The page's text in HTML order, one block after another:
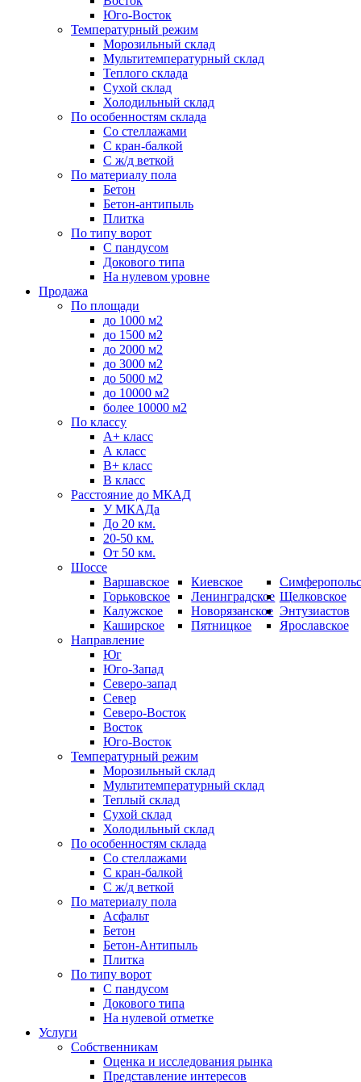
Юго-Восток
Температурный режим
Морозильный склад
Мультитемпературный склад
Теплого склада
Сухой склад
Холодильный склад
По особенностям склада
Со стеллажами
С кран-балкой
С ж/д веткой
По материалу пола
Бетон
Бетон-антипыль
Плитка
По типу ворот
С пандусом
Докового типа
На нулевом уровне
Продажа
По площади
до 1000 м2
до 1500 м2
до 2000 м2
до 3000 м2
до 5000 м2
до 10000 м2
более 10000 м2
По классу
A+ класс
А класс
В+ класс
B класс
Расстояние до МКАД
У МКАДа
До 20 км.
20-50 км.
От 50 км.
Шоссе
Варшавское
Горьковское
Калужское
Каширское
Киевское
Ленинградское
Новорязанское
Пятницкое
Щелковское
Энтузиастов
Ярославское
Направление
Юг
Юго-Запад
Северо-запад
Север
Северо-Восток
Восток
Юго-Восток
Температурный режим
Морозильный склад
Мультитемпературный склад
Теплый склад
Сухой склад
Холодильный склад
По особенностям склада
Со стеллажами
С кран-балкой
С ж/д веткой
По материалу пола
Асфальт
Бетон
Бетон-Антипыль
Плитка
По типу ворот
С пандусом
Докового типа
На нулевой отметке
Услуги
Собственникам
Оценка и исследования рынка
Представление интересов